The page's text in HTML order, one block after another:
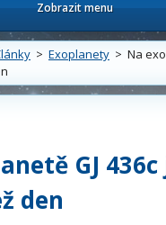
Zobrazit menu
> Exoplanety > Na
GJ
den